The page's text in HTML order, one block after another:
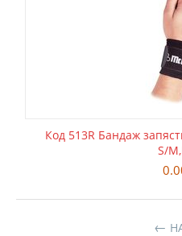
Код 513R Бандаж
S/